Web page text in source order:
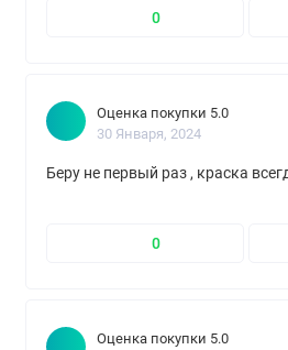
0
Оценка покупки 5.0
30 Января, 2024
Беру не первый раз , краска
0
Оценка покупки 5.0